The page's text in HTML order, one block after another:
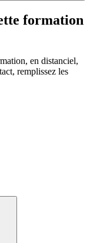
formation
en distanciel,
remplissez les